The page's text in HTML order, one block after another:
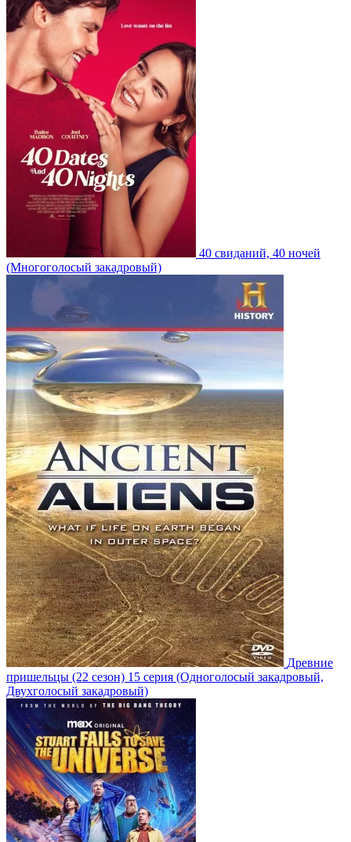
40 свиданий, 40 ночей
(Многоголосый закадровый)
Древние
пришельцы (22 сезон) 15 серия (Одноголосый закадровый,
Двухголосый закадровый)